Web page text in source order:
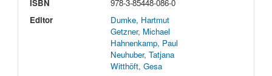
ISBN
978-3-85448-086-0
Editor
Dumke, Hartmut
Getzner, Michael
Hahnenkamp, Paul
Neuhuber, Tatjana
Witthöft, Gesa